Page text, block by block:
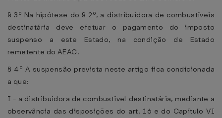
§ 3º Na hipótese do § 2º, a distribuidora de combustíveis
destinatária deve efetuar o pagamento do imposto
suspenso a este Estado, na condição de Estado
remetente do AEAC.
§ 4º A suspensão prevista neste artigo fica condicionada
a que:
I - a distribuidora de combustível destinatária, mediante a
observância das disposições do art. 16 e do Capítulo VI